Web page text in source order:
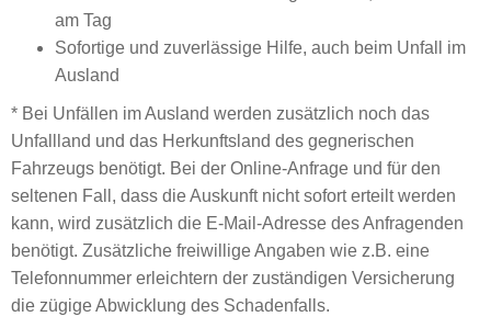
am Tag
Sofortige und zuverlässige Hilfe, auch beim Unfall im
Ausland
* Bei Unfällen im Ausland werden zusätzlich noch das
Unfallland und das Herkunftsland des gegnerischen
Fahrzeugs benötigt. Bei der Online-Anfrage und für den
seltenen Fall, dass die Auskunft nicht sofort erteilt werden
kann, wird zusätzlich die E-Mail-Adresse des Anfragenden
benötigt. Zusätzliche freiwillige Angaben wie z.B. eine
Telefonnummer erleichtern der zuständigen Versicherung
die zügige Abwicklung des Schadenfalls.